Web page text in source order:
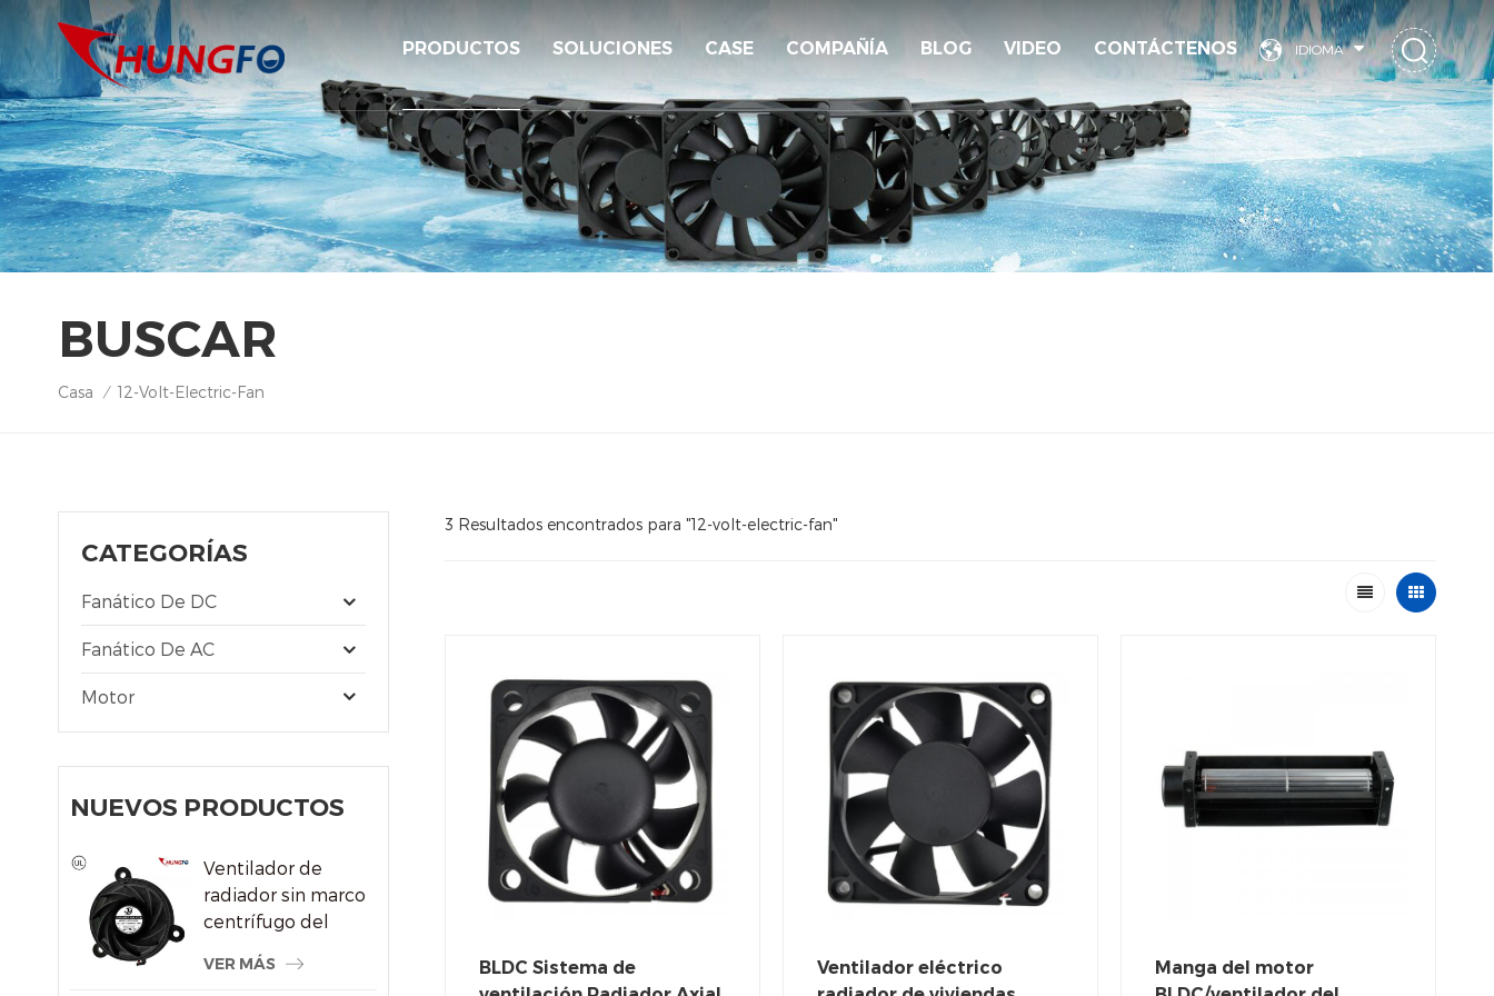
IDIOMA
PRODUCTOS SOLUCIONES CASE COMPAÑÍA BLOG VIDEO CONTÁCTENOS
BUSCAR
Casa / 12-Volt-Electric-Fan
CATEGORÍAS
Fanático De DC
Fanático De AC
Motor
NUEVOS PRODUCTOS
Ventilador de
radiador sin marco
centrífugo del
refrigeración por
VER MÁS
3 Resultados encontrados para "12-volt-electric-fan"
BLDC Sistema de
Ventilador eléctrico
Manga del motor